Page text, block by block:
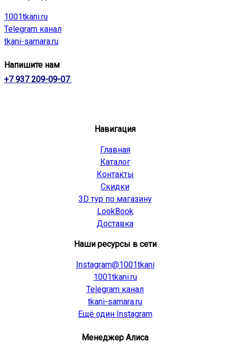
1001tkani.ru
Telegram канал
tkani-samara.ru
Напишите нам
+7 937 209-09-07
Навигация
Главная
Каталог
Контакты
Скидки
3D тур по магазину
LookBook
Доставка
Наши ресурсы в сети
Instagram@1001tkani
1001tkani.ru
Telegram канал
tkani-samara.ru
Ещё один Instagram
Менеджер Алиса